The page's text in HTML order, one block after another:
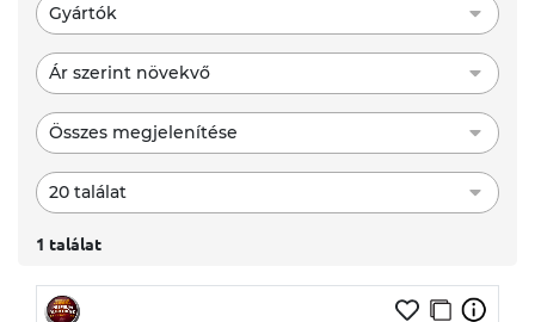
Gyártók
Ár szerint növekvő
Összes megjelenítése
20 találat
1 találat